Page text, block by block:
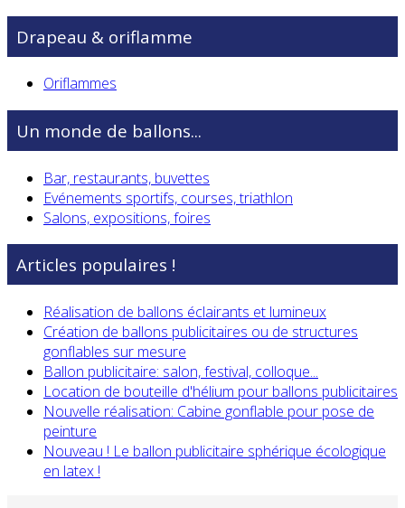
Drapeau & oriflamme
Oriflammes
Un monde de ballons...
Bar, restaurants, buvettes
Evénements sportifs, courses, triathlon
Salons, expositions, foires
Articles populaires !
Réalisation de ballons éclairants et lumineux
Création de ballons publicitaires ou de structures
gonflables sur mesure
Ballon publicitaire: salon, festival, colloque...
Location de bouteille d'hélium pour ballons publicitaires
Nouvelle réalisation: Cabine gonflable pour pose de
peinture
Nouveau ! Le ballon publicitaire sphérique écologique
en latex !